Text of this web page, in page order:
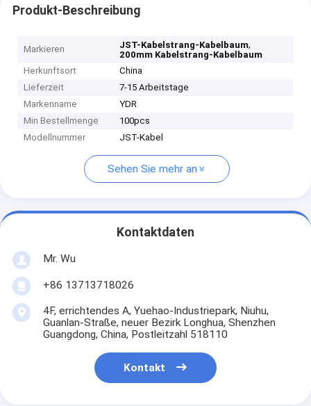
Produkt-Beschreibung
Markieren JST-Kabelstrang-Kabelbaum,
200mm Kabelstrang-Kabelbaum
Herkunftsort
China
Lieferzeit
7-15 Arbeitstage
Markenname
YDR
Min Bestellmenge
100pcs
Modellnummer
JST-Kabel
Sehen Sie mehr an
Kontaktdaten
Mr. Wu
+86 13713718026
4F, errichtendes A, Yuehao-Industriepark, Niuhu,
Guanlan-Straße, neuer Bezirk Longhua, Shenzhen
Guangdong, China, Postleitzahl 518110
Kontakt